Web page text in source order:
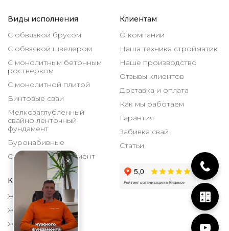
Виды исполнения
С обвязкой брусом
С обвзякой швелером
С монолитным бетонным
ростверком
С монолитной плитой
Винтовые сваи
Мелкозаглубленный
свайно ленточный
фундамент
Буронабивные
Столбчатый фундамент
Каталог
ЖБИ 150х150 мм
ЖБИ 200х200 мм
ЖБИ 300х300 мм
Клиентам
О компании
Наша техника стройматик
Наше производство
Отзывы клиентов
Доставка и оплата
Как мы работаем
Гарантия
Забивка свай
Статьи